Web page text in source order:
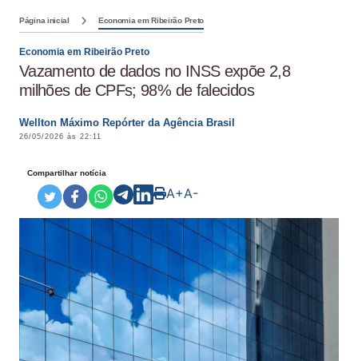
Página inicial Economia em Ribeirão Preto
Economia em Ribeirão Preto
Vazamento de dados no INSS expõe 2,8
milhões de CPFs; 98% de falecidos
Wellton Máximo Repórter da Agência Brasil
26/05/2026 às 22:11
Compartilhar notícia
A+A-